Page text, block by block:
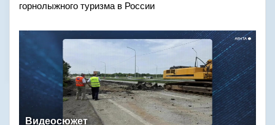
горнолыжного туризма в России
Видеосюжет